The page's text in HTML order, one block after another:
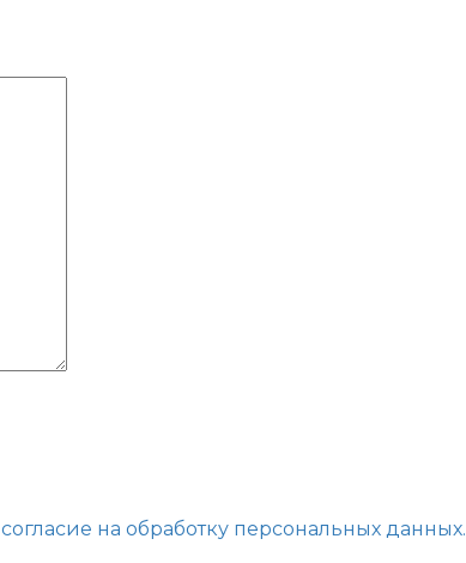
согласие на обработку персональных данных.